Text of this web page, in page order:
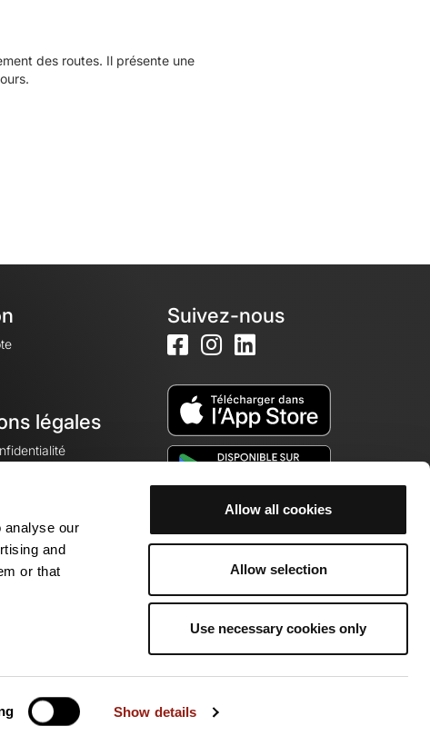
analyse our
and
or that
Show details
Allow all cookies
Allow selection
Use necessary cookies only
des routes. Il présente une
légales
cookies
Suivez-nous
de passionnés !